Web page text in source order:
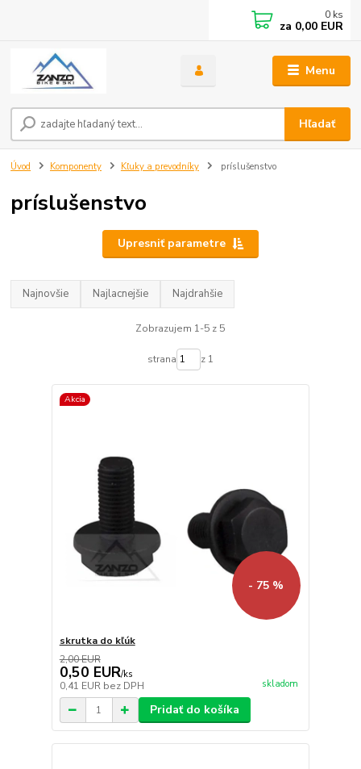
Menu
Hľadať
0 ks
za 0,00 EUR
Úvod Komponenty Kľuky a prevodníky príslušenstvo
príslušenstvo
Upresniť parametre
Najnovšie Najlacnejšie Najdrahšie
Zobrazujem 1-5 z 5
strana z 1
Akcia
- 75 %
skrutka do kľúk
2,00 EUR
0,50 EUR/ks
0,41 EUR bez DPH skladom
Pridať do košíka